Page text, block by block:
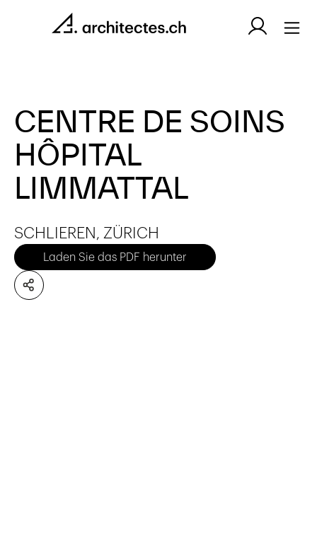
CENTRE DE SOINS
HÔPITAL
LIMMATTAL
SCHLIEREN, ZÜRICH
Laden Sie das PDF herunter